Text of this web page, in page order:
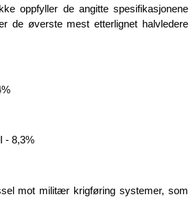
oppfyller de angitte spesifikasjonene
de øverste mest etterlignet halvledere
- 8,3%
mot militær krigføring systemer, som